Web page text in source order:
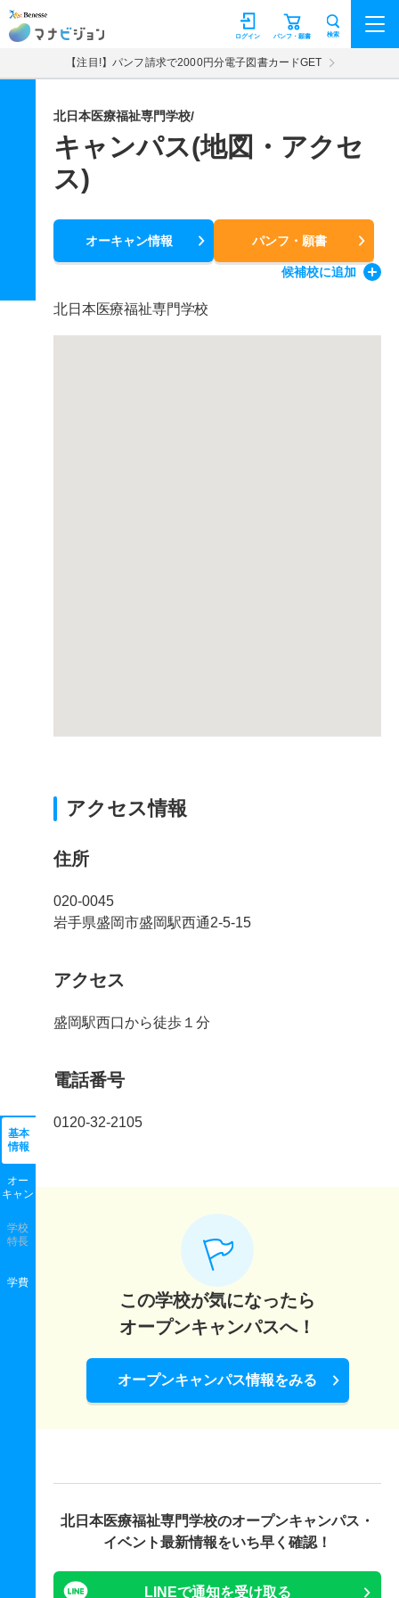
マナビジョン パンフ・願書
ログイン 検索
【注目!】パンフ請求で2000円分電子図書カードGET
北日本医療福祉専門学校/
キャンパス(地図・アクセ
ス)
オーキャン情報 パンフ・願書
候補校に追加
基本
情報
オー
キャン
学校
特長
学費
北日本医療福祉専門学校
アクセス情報
住所
020-0045
岩手県盛岡市盛岡駅西通2-5-15
アクセス
盛岡駅西口から徒歩１分
電話番号
0120-32-2105
この学校が気になったら
オープンキャンパスへ！
オープンキャンパス情報をみる
北日本医療福祉専門学校のオープンキャンパス・
イベント最新情報をいち早く確認！
LINEで通知を受け取る